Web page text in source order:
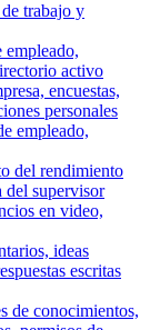
trabajo y
empleado,
activo
encuestas,
personales
empleado,
del rendimiento
del supervisor
en video,
ideas
escritas
de conocimientos,